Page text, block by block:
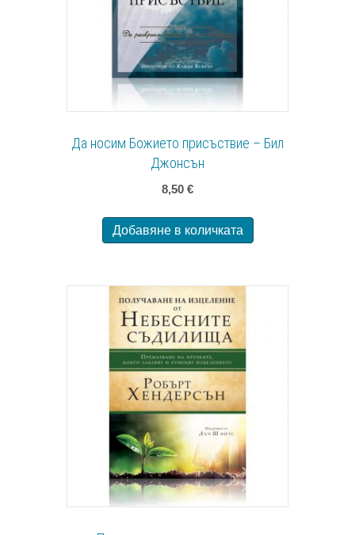
Да носим Божието присъствие – Бил
Джонсън
8,50 €
Добавяне в количката